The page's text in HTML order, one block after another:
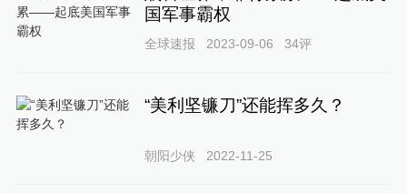
国军事霸权
全球速报 2023-09-06 34评
“美利坚镰刀”还能挥多久？
朝阳少侠 2022-11-25